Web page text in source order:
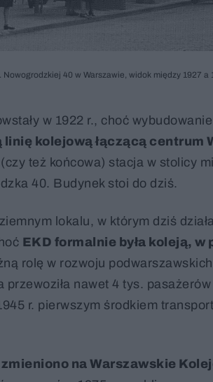
40 w Warszawie, widok między 1927 a
w 1922 r., choć
kolejową łączącą centrum
też końcowa) stacja w stolicy
40. Budynek stoi do dziś.
lokalu, w którym dziś
EKD formalnie była koleją,
rolę w rozwoju
nawet 4 tys.
r. pierwszym środkiem
na Warszawskie